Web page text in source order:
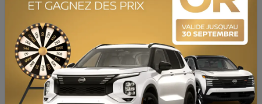
MOTEUR (L) :
CARBURANT : Essence
COULEUR EXTÉRIEUR : Noir (PXJ)
PORTES : 4